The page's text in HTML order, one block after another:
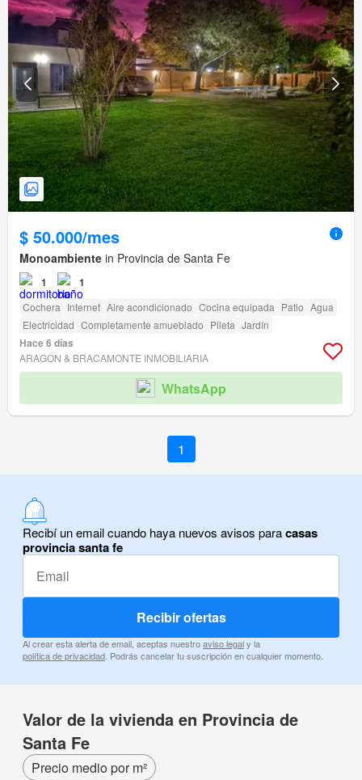
$ 50.000/mes
Monoambiente in Provincia de Santa Fe
1 1
Cochera Internet Aire acondicionado Cocina equipada Patio Agua
Electricidad Completamente amueblado Pileta Jardín
Hace 6 días
ARAGON & BRACAMONTE INMOBILIARIA
WhatsApp
1
Recibí un email cuando haya nuevos avisos paracasas
provincia santa fe
Recibir ofertas
Al crear esta alerta de email, aceptas nuestroaviso legaly la
política de privacidad . Podrás cancelar tu suscripción en cualquier momento.
Valor de la vivienda en Provincia de
Santa Fe
Precio medio por m²